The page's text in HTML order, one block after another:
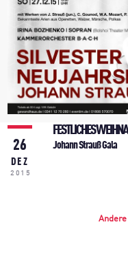
26
DEZ
2015
FESTLICHES
Johann Strauß Gala